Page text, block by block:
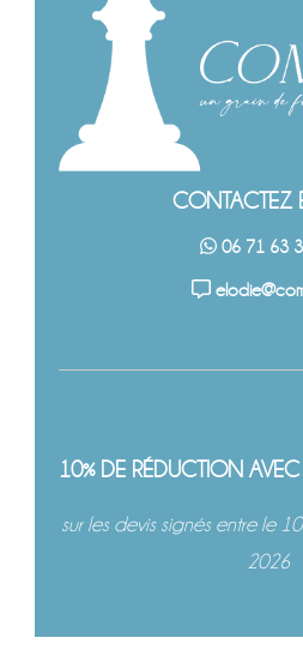
CONTACTEZ
06 71 63
10% DE RÉDUCTION
sur les devis signés entre le
2026